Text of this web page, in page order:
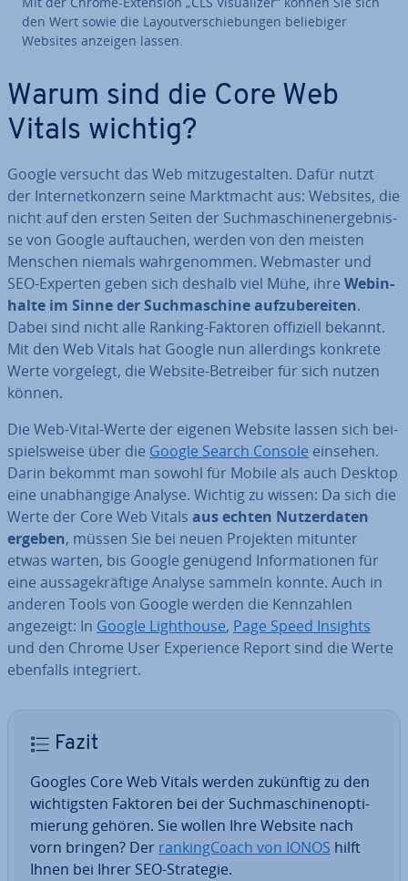
den Wert sowie die Lay­out­ver­schie­bun­gen be­lie­bi­ger
Websites anzeigen lassen.
Warum sind die Core Web
Vitals wichtig?
Google versucht das Web mit­zu­ge­stal­ten. Dafür nutzt
der In­ter­net­kon­zern seine Markt­macht aus: Websites, die
nicht auf den ersten Seiten der Such­ma­schi­nen­er­geb­nis­
se von Google auf­tau­chen, werden von den meisten
Menschen niemals wahr­ge­nom­men. Webmaster und
SEO-Experten geben sich deshalb viel Mühe, ihre Web­in­
hal­te im Sinne der Such­ma­schi­ne auf­zu­be­rei­ten.
Dabei sind nicht alle Ranking-Faktoren offiziell bekannt.
Mit den Web Vitals hat Google nun al­ler­dings konkrete
Werte vorgelegt, die Website-Betreiber für sich nutzen
können.
Die Web-Vital-Werte der eigenen Website lassen sich bei­
spiels­wei­se über die Google Search Console einsehen.
Darin bekommt man sowohl für Mobile als auch Desktop
eine un­ab­hän­gi­ge Analyse. Wichtig zu wissen: Da sich die
Werte der Core Web Vitals aus echten Nut­zer­da­ten
ergeben, müssen Sie bei neuen Projekten mitunter
etwas warten, bis Google genügend In­for­ma­tio­nen für
eine aus­sa­ge­kräf­ti­ge Analyse sammeln konnte. Auch in
anderen Tools von Google werden die Kenn­zah­len
angezeigt: In Google Light­house, Page Speed Insights
und den Chrome User Ex­pe­ri­ence Report sind die Werte
ebenfalls in­te­griert.
Fazit
Googles Core Web Vitals werden zukünftig zu den
wich­tigs­ten Faktoren bei der Such­ma­schi­nen­op­ti­
mie­rung gehören. Sie wollen Ihre Website nach
vorn bringen? Der ran­king­Coach von IONOS hilft
Ihnen bei Ihrer SEO-Strategie.